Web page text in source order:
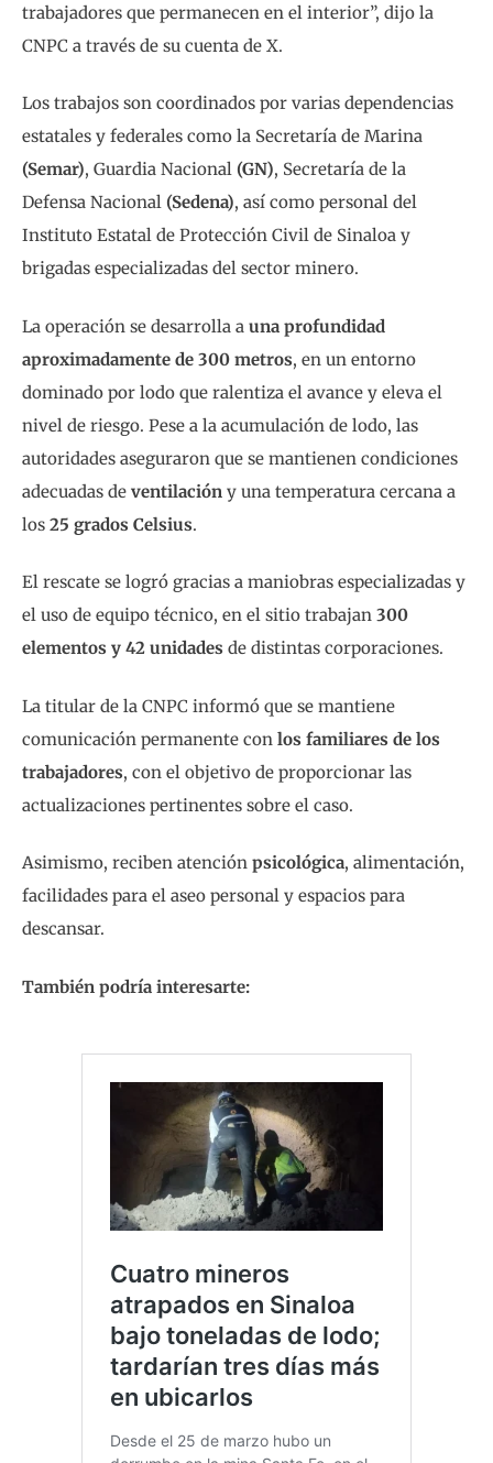
trabajadores que permanecen en el interior”, dijo la
CNPC a través de su cuenta de X.
Los trabajos son coordinados por varias dependencias
estatales y federales como la Secretaría de Marina
(Semar), Guardia Nacional (GN), Secretaría de la
Defensa Nacional (Sedena), así como personal del
Instituto Estatal de Protección Civil de Sinaloa y
brigadas especializadas del sector minero.
La operación se desarrolla a una profundidad
aproximadamente de 300 metros, en un entorno
dominado por lodo que ralentiza el avance y eleva el
nivel de riesgo. Pese a la acumulación de lodo, las
autoridades aseguraron que se mantienen condiciones
adecuadas de ventilación y una temperatura cercana a
los 25 grados Celsius.
El rescate se logró gracias a maniobras especializadas y
el uso de equipo técnico, en el sitio trabajan 300
elementos y 42 unidades de distintas corporaciones.
La titular de la CNPC informó que se mantiene
comunicación permanente con los familiares de los
trabajadores, con el objetivo de proporcionar las
actualizaciones pertinentes sobre el caso.
Asimismo, reciben atención psicológica, alimentación,
facilidades para el aseo personal y espacios para
descansar.
También podría interesarte: